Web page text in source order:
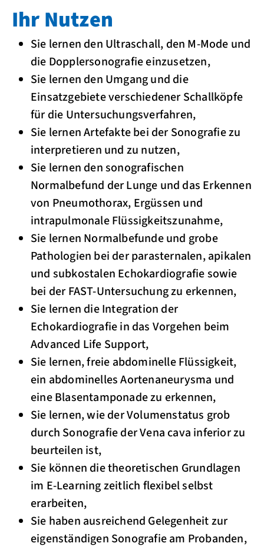
Ihr Nutzen
Sie lernen den Ultraschall, den M-Mode und
die Dopplersonografie einzusetzen,
Sie lernen den Umgang und die
Einsatzgebiete verschiedener Schallköpfe
für die Untersuchungsverfahren,
Sie lernen Artefakte bei der Sonografie zu
interpretieren und zu nutzen,
Sie lernen den sonografischen
Normalbefund der Lunge und das Erkennen
von Pneumothorax, Ergüssen und
intrapulmonale Flüssigkeitszunahme,
Sie lernen Normalbefunde und grobe
Pathologien bei der parasternalen, apikalen
und subkostalen Echokardiografie sowie
bei der FAST-Untersuchung zu erkennen,
Sie lernen die Integration der
Echokardiografie in das Vorgehen beim
Advanced Life Support,
Sie lernen, freie abdominelle Flüssigkeit,
ein abdominelles Aortenaneurysma und
eine Blasentamponade zu erkennen,
Sie lernen, wie der Volumenstatus grob
durch Sonografie der Vena cava inferior zu
beurteilen ist,
Sie können die theoretischen Grundlagen
im E-Learning zeitlich flexibel selbst
erarbeiten,
Sie haben ausreichend Gelegenheit zur
eigenständigen Sonografie am Probanden,